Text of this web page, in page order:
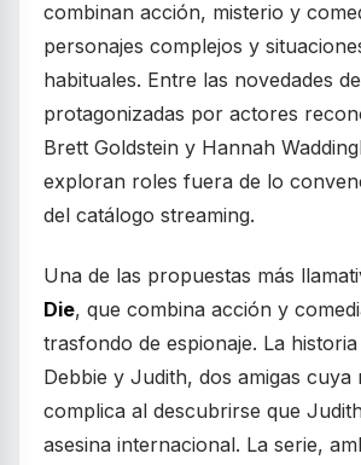
combinan acción, misterio y
personajes complejos y
habituales. Entre las novedades
protagonizadas por actores
Brett Goldstein y Hannah
exploran roles fuera de lo
del catálogo streaming.
Una de las propuestas más
Die, que combina acción y
trasfondo de espionaje. La
Debbie y Judith, dos amigas cuya
complica al descubrirse que
asesina internacional. La serie,